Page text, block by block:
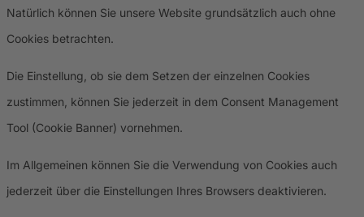
Natürlich können Sie unsere Website grundsätzlich auch ohne
Cookies betrachten.
Die Einstellung, ob sie dem Setzen der einzelnen Cookies
zustimmen, können Sie jederzeit in dem Consent Management
Tool (Cookie Banner) vornehmen.
Im Allgemeinen können Sie die Verwendung von Cookies auch
jederzeit über die Einstellungen Ihres Browsers deaktivieren.